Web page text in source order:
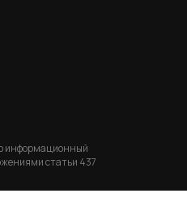
информационный
статьи 437